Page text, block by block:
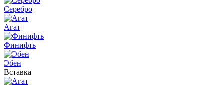
Серебро
Агат
Финифть
Эбен
Вставка